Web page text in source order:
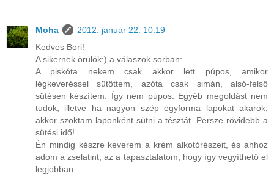
Moha
2012. január 22. 10:19
Kedves Bori!
A sikernek örülök:) a válaszok sorban:
A piskóta nekem csak akkor lett púpos, amikor
légkeveréssel sütöttem, azóta csak simán, alsó-felső
sütésen készítem. Így nem púpos. Egyéb megoldást nem
tudok, illetve ha nagyon szép egyforma lapokat akarok,
akkor szoktam laponként sütni a tésztát. Persze rövidebb a
sütési idő!
Én mindig készre keverem a krém alkotórészeit, és ahhoz
adom a zselatint, az a tapasztalatom, hogy így vegyíthető el
legjobban.